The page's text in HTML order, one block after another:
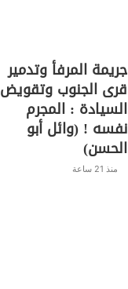
جريمة المرفأ وتدمير
قرى الجنوب وتقويض
السيادة : المجرم
نفسه ! (وائل أبو
الحسن)
منذ 21 ساعة